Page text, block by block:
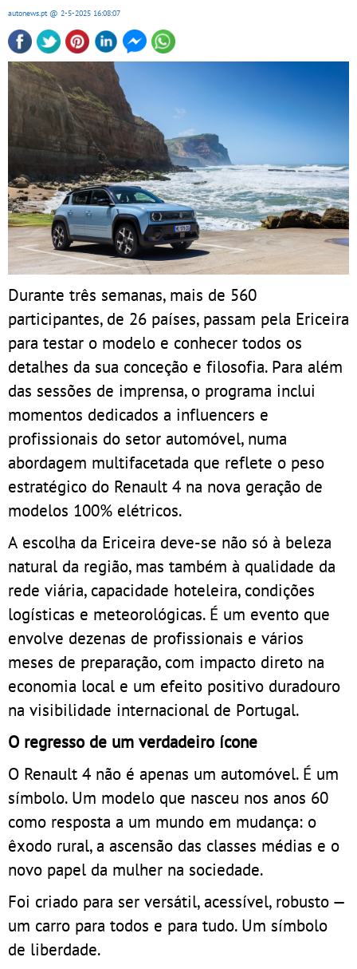
autonews.pt @ 2-5-2025 16:08:07
Durante três semanas, mais de 560
participantes, de 26 países, passam pela Ericeira
para testar o modelo e conhecer todos os
detalhes da sua conceção e filosofia. Para além
das sessões de imprensa, o programa inclui
momentos dedicados a influencers e
profissionais do setor automóvel, numa
abordagem multifacetada que reflete o peso
estratégico do Renault 4 na nova geração de
modelos 100% elétricos.
A escolha da Ericeira deve-se não só à beleza
natural da região, mas também à qualidade da
rede viária, capacidade hoteleira, condições
logísticas e meteorológicas. É um evento que
envolve dezenas de profissionais e vários
meses de preparação, com impacto direto na
economia local e um efeito positivo duradouro
na visibilidade internacional de Portugal.
O regresso de um verdadeiro ícone
O Renault 4 não é apenas um automóvel. É um
símbolo. Um modelo que nasceu nos anos 60
como resposta a um mundo em mudança: o
êxodo rural, a ascensão das classes médias e o
novo papel da mulher na sociedade.
Foi criado para ser versátil, acessível, robusto —
um carro para todos e para tudo. Um símbolo
de liberdade.